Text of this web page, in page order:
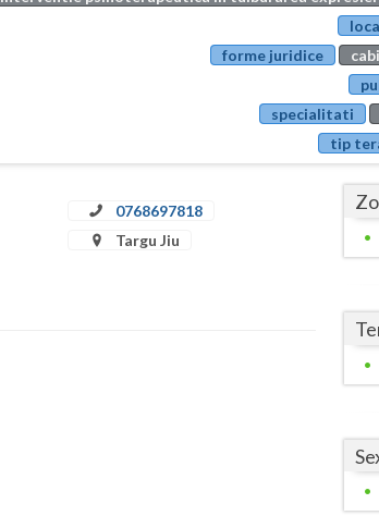
forme juridice
specialitati
tip
0768697818
Targu Jiu